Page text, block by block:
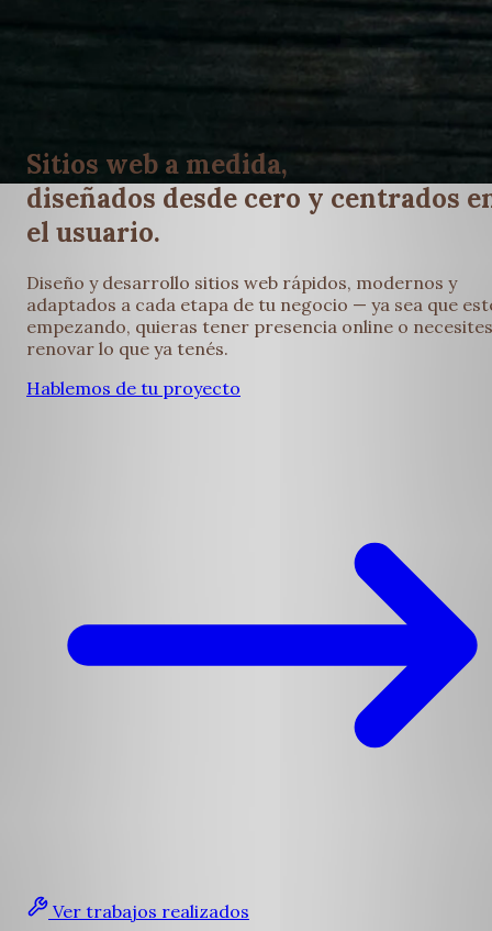
Sitios web a medida,
diseñados desde cero y centrados
el usuario.
Diseño y desarrollo sitios web rápidos, modernos y
adaptados a cada etapa de tu negocio — ya sea que
empezando, quieras tener presencia online o necesites
renovar lo que ya tenés.
Hablemos de tu proyecto
Ver trabajos realizados